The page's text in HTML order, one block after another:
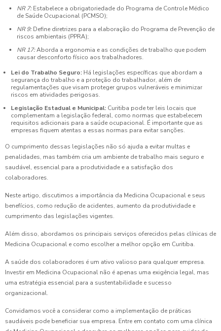
NR 7:Estabelece a obrigatoriedade do Programa de Controle Médico
de Saúde Ocupacional (PCMSO);
NR 9:Define diretrizes para a elaboração do Programa de Prevenção de
riscos ambientais (PPRA);
NR 17:Aborda a ergonomia e as condições de trabalho que podem
causar desconforto físico aos trabalhadores.
Lei do Trabalho Seguro: Há legislações específicas que abordam a
segurança do trabalho e a proteção do trabalhador, além de
regulamentações que visam proteger grupos vulneráveis e minimizar
riscos em atividades perigosas.
Legislação Estadual e Municipal: Curitiba pode ter leis locais que
complementam a legislação federal, como normas que estabelecem
requisitos adicionais para a saúde ocupacional. É importante que as
empresas fiquem atentas a essas normas para evitar sanções.
O cumprimento dessas legislações não só ajuda a evitar multas e
penalidades, mas também cria um ambiente de trabalho mais seguro e
saudável, essencial para a produtividade e a satisfação dos
colaboradores.
Neste artigo, discutimos a importância da Medicina Ocupacional e seus
benefícios, como redução de acidentes, aumento da produtividade e
cumprimento das legislações vigentes.
Além disso, abordamos os principais serviços oferecidos pelas clínicas de
Medicina Ocupacional e como escolher a melhor opção em Curitiba.
A saúde dos colaboradores é um ativo valioso para qualquer empresa.
Investir em Medicina Ocupacional não é apenas uma exigência legal, mas
uma estratégia essencial para a sustentabilidade e sucesso
organizacional.
Convidamos você a considerar como a implementação de práticas
saudáveis pode beneficiar sua empresa. Entre em contato com uma clínica